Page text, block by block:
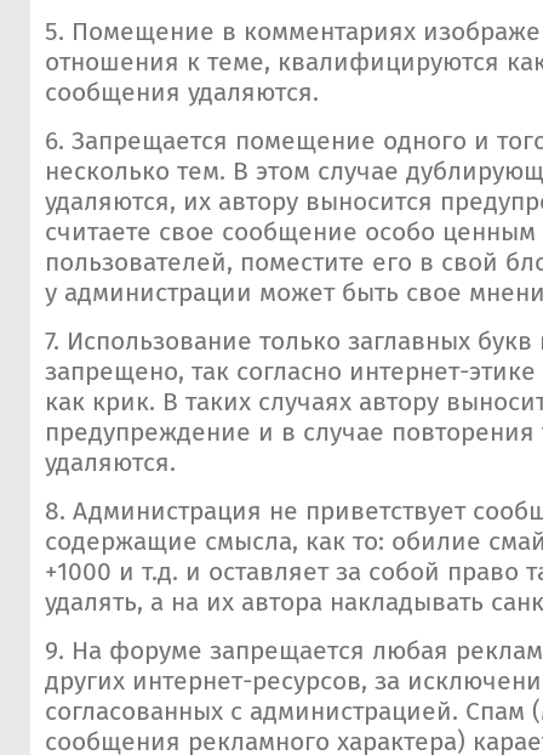
5. Помещение в комментариях
отношения к теме, квалифицируются
сообщения удаляются.
6. Запрещается помещение одного и
несколько тем. В этом случае
удаляются, их автору выносится
считаете свое сообщение особо ценным
пользователей, поместите его в свой
у администрации может быть свое
7. Использование только заглавных
запрещено, так согласно интернет-
как крик. В таких случаях автору
предупреждение и в случае
удаляются.
8. Администрация не приветствует
содержащие смысла, как то: обилие
+1000 и т.д. и оставляет за собой право
удалять, а на их автора накладывать
9. На форуме запрещается любая
других интернет-ресурсов, за
согласованных с администрацией. Спам
сообщения рекламного характера)